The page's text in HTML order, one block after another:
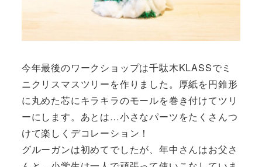
今年最後のワークショップは千駄木KLASSでミ
ニクリスマスツリーを作りました。厚紙を円錐形
に丸めた芯にキラキラのモールを巻き付けてツリ
ーにします。あとは…小さなパーツをたくさんつ
けて楽しくデコレーション！
グルーガンは初めてでしたが、年中さんはお父さ